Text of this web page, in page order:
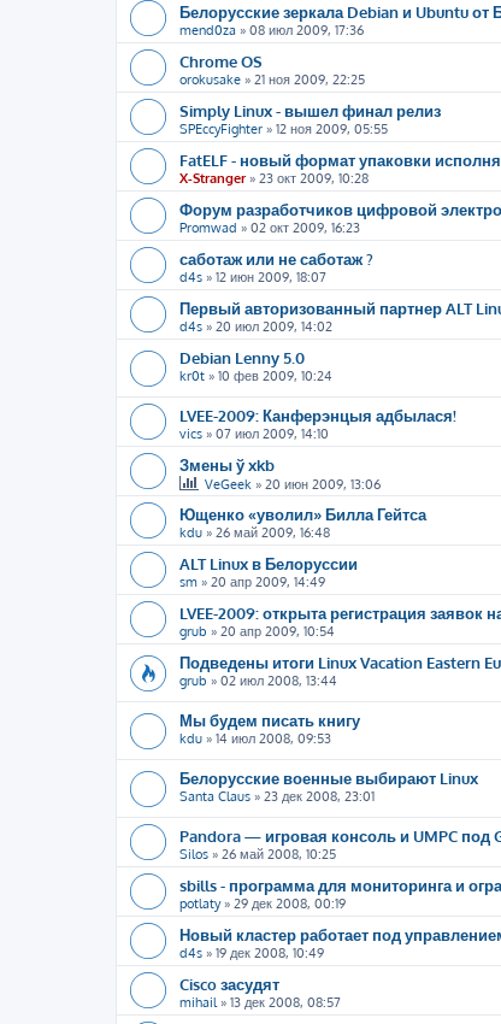
Белорусские зеркала Debian и Ubuntu от
mend0za » 08 июл 2009, 17:36
Chrome OS
orokusake » 21 ноя 2009, 22:25
Simply Linux - вышел финал релиз
SPEccyFighter » 12 ноя 2009, 05:55
FatELF - новый формат упаковки
X-Stranger» 23 окт 2009, 10:28
Форум разработчиков цифровой
Promwad » 02 окт 2009, 16:23
саботаж или не саботаж ?
d4s » 12 июн 2009, 18:07
Первый авторизованный партнер ALT
d4s » 20 июл 2009, 14:02
Debian Lenny 5.0
kr0t » 10 фев 2009, 10:24
LVEE-2009: Канферэнцыя адбылася!
vics » 07 июл 2009, 14:10
Змены ў xkb
VeGeek » 20 июн 2009, 13:06
Ющенко «уволил» Билла Гейтса
kdu » 26 май 2009, 16:48
ALT Linux в Белоруссии
sm » 20 апр 2009, 14:49
LVEE-2009: открыта регистрация заявок
grub » 20 апр 2009, 10:54
Подведены итоги Linux Vacation Eastern
grub » 02 июл 2008, 13:44
Мы будем писать книгу
kdu » 14 июл 2008, 09:53
Белорусские военные выбирают Linux
Santa Claus » 23 дек 2008, 23:01
Pandora — игровая консоль и UMPC под
Silos » 26 май 2008, 10:25
sbills - программа для мониторинга и
potlaty» 29 дек 2008, 00:19
Новый кластер работает под
d4s » 19 дек 2008, 10:49
Cisco засудят
mihail» 13 дек 2008, 08:57